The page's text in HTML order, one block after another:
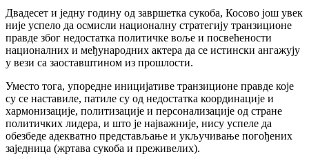
Двадесет и једну годину од завршетка сукоба, Косово још увек
није успело да осмисли националну стратегију транзиционе
правде због недостатка политичке воље и посвећености
националних и међународних актера да се истински ангажују
у вези са заоставштином из прошлости.
Уместо тога, упоредне иницијативе транзиционе правде које
су се наставиле, патиле су од недостатка координације и
хармонизације, политизације и персонализације од стране
политичких лидера, и што је најважније, нису успеле да
обезбеде адекватно представљање и укључивање погођених
заједница (жртава сукоба и преживелих).